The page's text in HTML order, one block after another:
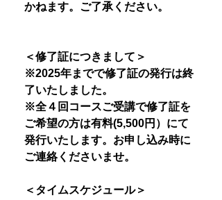
かねます。ご了承ください。
＜修了証につきまして＞
※2025年までで修了証の発行は終
了いたしました。
※全４回コースご受講で修了証を
ご希望の方は有料(5,500円）にて
発行いたします。お申し込み時に
ご連絡くださいませ。
＜タイムスケジュール＞